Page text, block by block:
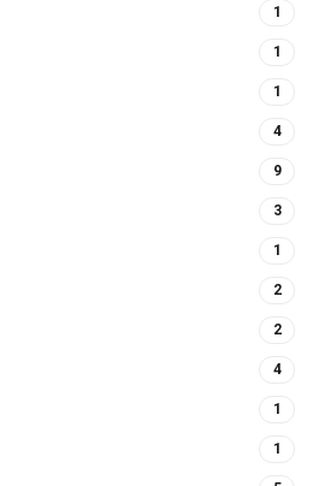
1
1
1
4
9
3
1
2
2
4
1
1